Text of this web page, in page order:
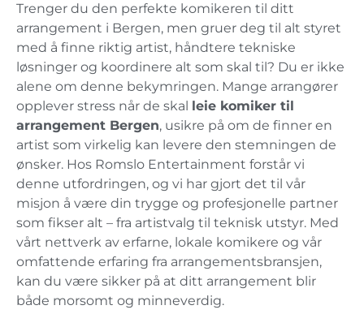
Trenger du den perfekte komikeren til ditt
arrangement i Bergen, men gruer deg til alt styret
med å finne riktig artist, håndtere tekniske
løsninger og koordinere alt som skal til? Du er ikke
alene om denne bekymringen. Mange arrangører
opplever stress når de skal
leie komiker til
arrangement Bergen, usikre på om de finner en
artist som virkelig kan levere den stemningen de
ønsker. Hos Romslo Entertainment forstår vi
denne utfordringen, og vi har gjort det til vår
misjon å være din trygge og profesjonelle partner
som fikser alt – fra artistvalg til teknisk utstyr. Med
vårt nettverk av erfarne, lokale komikere og vår
omfattende erfaring fra arrangementsbransjen,
kan du være sikker på at ditt arrangement blir
både morsomt og minneverdig.